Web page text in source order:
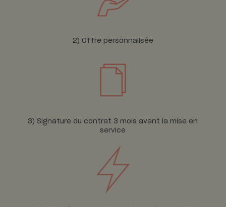
2) Offre personnalisée
3) Signature du contrat 3 mois avant la mise en
service